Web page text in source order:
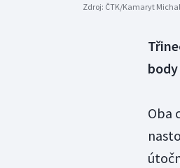
Zdroj: ČTK/Kamaryt Michal
Oba